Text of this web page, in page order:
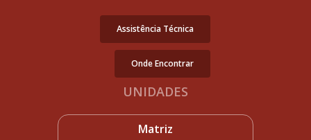
Assistência Técnica
Onde Encontrar
UNIDADES
Matriz